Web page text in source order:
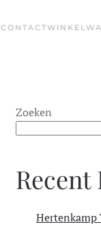
CONTACT
Zoeken
Recent
Hertenkamp